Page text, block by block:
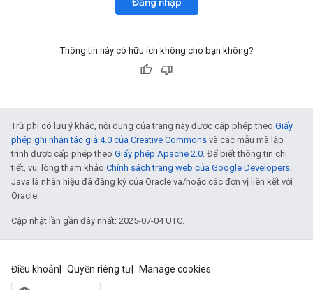
Thông tin này có hữu ích không cho bạn không?
Trừ phi có lưu ý khác, nội dung của trang này được cấp phép theo Giấy
phép ghi nhận tác giả 4.0 của Creative Commons và các mẫu mã lập
trình được cấp phép theo Giấy phép Apache 2.0. Để biết thông tin chi
tiết, vui lòng tham khảo Chính sách trang web của Google Developers.
Java là nhãn hiệu đã đăng ký của Oracle và/hoặc các đơn vị liên kết với
Oracle.
Cập nhật lần gần đây nhất: 2025-07-04 UTC.
Điều khoản Quyền riêng tư Manage cookies